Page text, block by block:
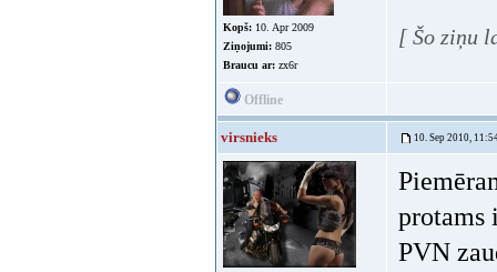
Kopš: 10. Apr 2009
Ziņojumi: 805
Braucu ar: zx6r
[ Šo ziņu
Offline
virsnieks 10. Sep 2010,
protams
PVN